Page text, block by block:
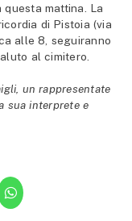
mattina. La
di Pistoia (via
alle 8, seguiranno
al cimitero.
un rappresentate
sua interprete e
Fai
clic
per